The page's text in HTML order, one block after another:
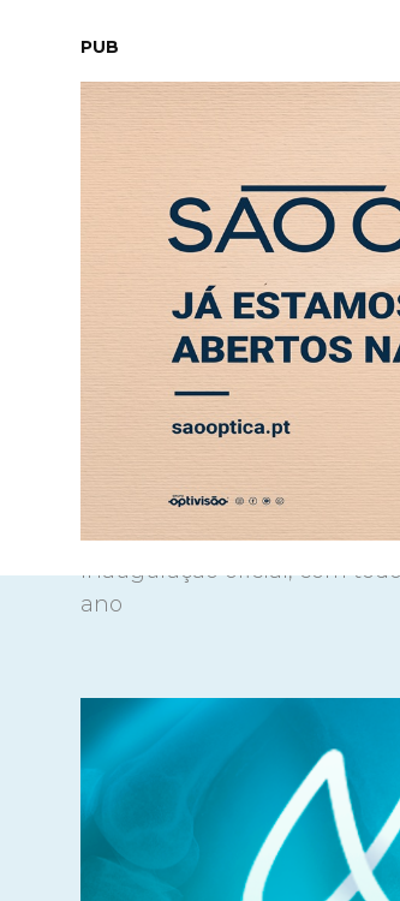
PUB
ENTREVISTA SOCIEDADE
A ortopedia do futuro chega a
CONTEÚDO COMERCIAL
A ortopedia do
MUV
Inauguração oficial, com
ano